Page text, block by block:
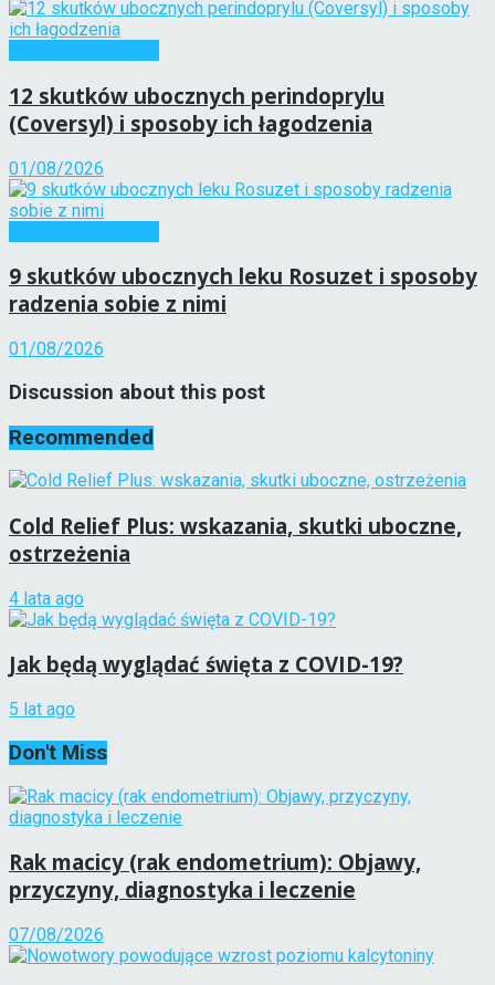
12 skutków ubocznych perindoprylu
(Coversyl) i sposoby ich łagodzenia
01/08/2026
9 skutków ubocznych leku Rosuzet i sposoby
radzenia sobie z nimi
01/08/2026
Discussion about this post
Recommended
Cold Relief Plus: wskazania, skutki uboczne,
ostrzeżenia
4 lata ago
Jak będą wyglądać święta z COVID-19?
5 lat ago
Don't Miss
Rak macicy (rak endometrium): Objawy,
przyczyny, diagnostyka i leczenie
07/08/2026